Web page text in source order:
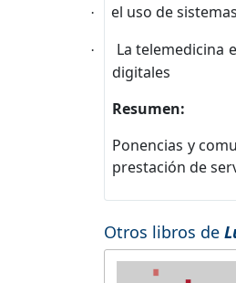
· el uso de
·
La telemedicina
digitales
Resumen:
Ponencias y
prestación de
Otros libros de